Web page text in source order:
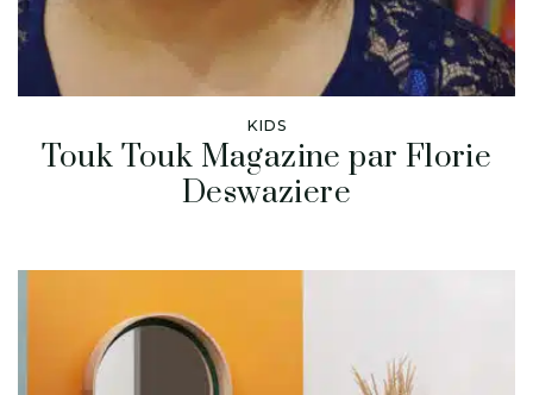
KIDS
Touk Touk Magazine par Florie
Deswaziere